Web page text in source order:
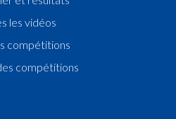
les vidéos
compétitions
compétitions